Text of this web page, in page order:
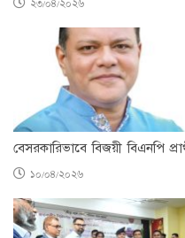
২৩/০৪/২০২৬
বেসরকারিভাবে বিজয়ী বিএনপি
১০/০৪/২০২৬